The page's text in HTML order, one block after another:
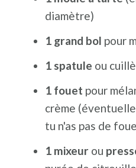
diamètre)
1 grand bol pour
1 spatule ou
1 fouet pour
crème
tu n'as pas de
1 mixeur ou